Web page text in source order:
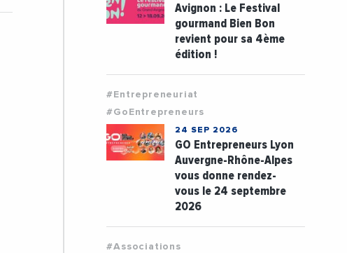
Avignon : Le Festival
gourmand Bien Bon
revient pour sa 4ème
édition !
#Entrepreneuriat
#GoEntrepreneurs
24 SEP 2026
GO Entrepreneurs Lyon
Auvergne-Rhône-Alpes
vous donne rendez-
vous le 24 septembre
2026
#Associations